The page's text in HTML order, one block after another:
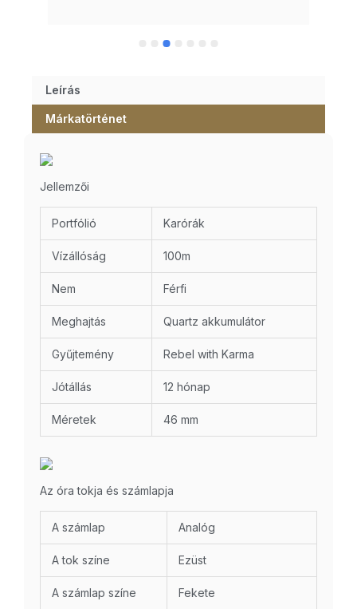
Leírás
Márkatörténet
Jellemzői
Portfólió Karórák
Vízállóság 100m
Nem Férfi
Meghajtás Quartz akkumulátor
Gyűjtemény Rebel with Karma
Jótállás 12 hónap
Méretek 46 mm
Az óra tokja és számlapja
A számlap Analóg
A tok színe Ezüst
A számlap színe Fekete